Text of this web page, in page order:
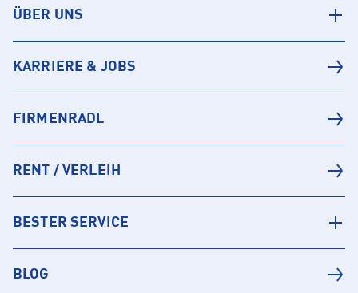
ÜBER UNS
KARRIERE & JOBS
FIRMENRADL
RENT / VERLEIH
BESTER SERVICE
BLOG